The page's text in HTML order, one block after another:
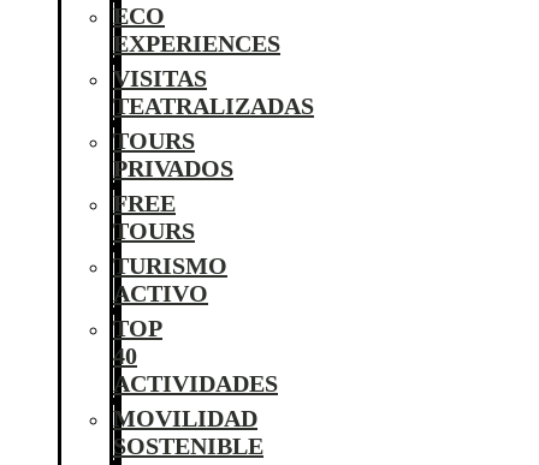
ECO
EXPERIENCES
VISITAS
TEATRALIZADAS
TOURS
PRIVADOS
FREE
TOURS
TURISMO
ACTIVO
TOP
40
ACTIVIDADES
MOVILIDAD
SOSTENIBLE